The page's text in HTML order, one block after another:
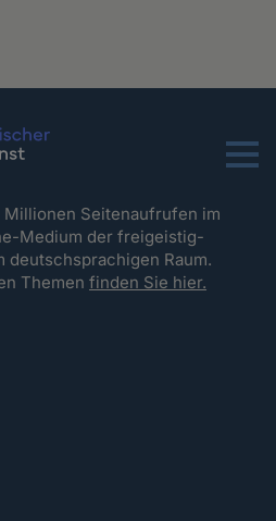
Menu
Seitenaufrufen im
Medium der freigeistig-
deutschsprachigen Raum.
Themenfinden Sie hier.